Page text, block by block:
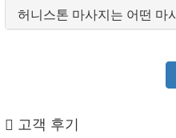
허니스톤 마사지는 어떤 마
고객 후기